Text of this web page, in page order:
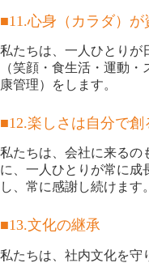
■11.心身（カラダ）が
私たちは、一人ひとりが
（笑顔・食生活・運動
康管理）をします。
■12.楽しさは自分で創
私たちは、会社に来るの
に、一人ひとりが常に成
し、常に感謝し続けます。
■13.文化の継承
私たちは、社内文化を守